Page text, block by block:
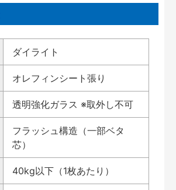
ダイライト
オレフィンシート張り
透明強化ガラス ※取外し不可
フラッシュ構造（一部ベタ
芯）
40kg以下（1枚あたり）